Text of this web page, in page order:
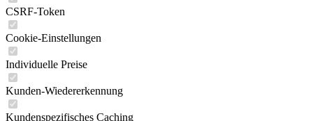
CSRF-Token
Cookie-Einstellungen
Individuelle Preise
Kunden-Wiedererkennung
Kundenspezifisches Caching